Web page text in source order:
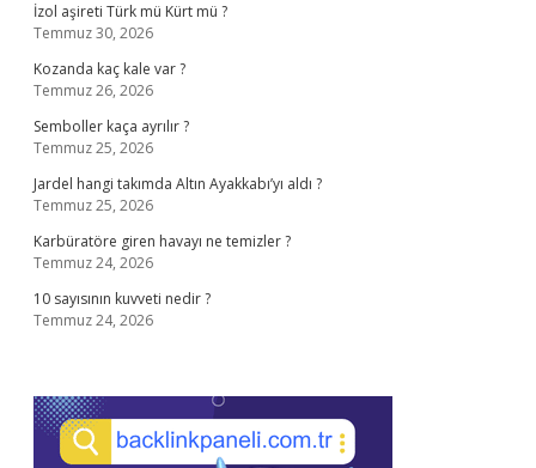
İzol aşireti Türk mü Kürt mü ?
Temmuz 30, 2026
Kozanda kaç kale var ?
Temmuz 26, 2026
Semboller kaça ayrılır ?
Temmuz 25, 2026
Jardel hangi takımda Altın Ayakkabı’yı aldı ?
Temmuz 25, 2026
Karbüratöre giren havayı ne temizler ?
Temmuz 24, 2026
10 sayısının kuvveti nedir ?
Temmuz 24, 2026